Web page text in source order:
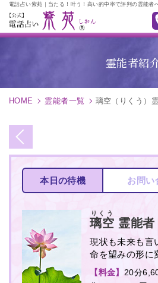
電話占い紫苑｜当たる！叶う！高い的中率で評判の霊能者
霊能者紹
HOME 霊能者一覧 璃空（りくう）
本日の待機 お問い
璃空
りくう
霊能者
現状も未来も言
命を望みの形に
【料金】 20分